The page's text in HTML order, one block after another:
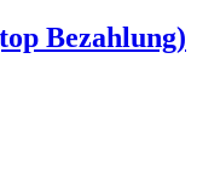
Bezahlung)